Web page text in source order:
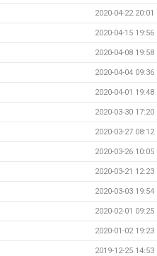
2020-04-22 20:01
2020-04-15 19:56
2020-04-08 19:58
2020-04-04 09:36
2020-04-01 19:48
2020-03-30 17:20
2020-03-27 08:12
2020-03-26 10:05
2020-03-21 12:23
2020-03-03 19:54
2020-02-01 09:25
2020-01-02 19:23
2019-12-25 14:53